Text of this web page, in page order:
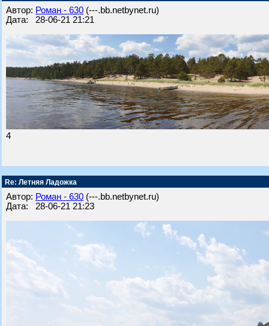
Автор: Роман - 630 (---.bb.netbynet.ru)
Дата: 28-06-21 21:21
4
Re: Летняя Ладожка
Автор: Роман - 630 (---.bb.netbynet.ru)
Дата: 28-06-21 21:23